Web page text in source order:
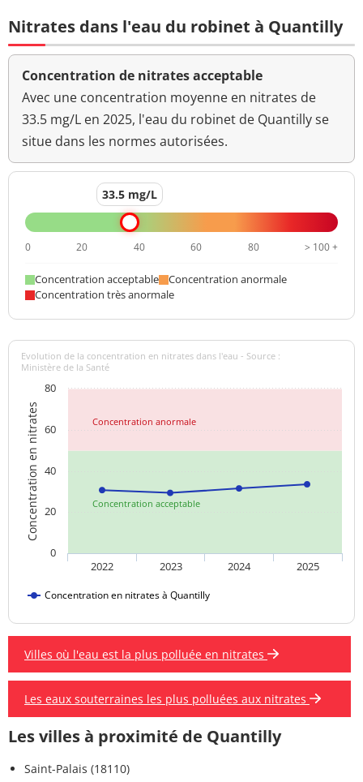
Nitrates dans l'eau du robinet à Quantilly
Concentration de nitrates acceptable
Avec une concentration moyenne en nitrates de
33.5 mg/L en 2025, l'eau du robinet de Quantilly se
situe dans les normes autorisées.
33.5 mg/L
0 20 40 60 80 > 100 +
Concentration acceptable
Concentration anormale
Concentration très anormale
Concentration acceptable
Concentration anormale
Concentration en nitrates
Evolution de la concentration en nitrates dans l'eau - Source :
Ministère de la Santé
Concentration en nitrates à Quantilly
2022 2023 2024 2025
0
20
40
60
80
Villes où l'eau est la plus polluée en nitrates
Les eaux souterraines les plus polluées aux nitrates
Les villes à proximité de Quantilly
Saint-Palais (18110)